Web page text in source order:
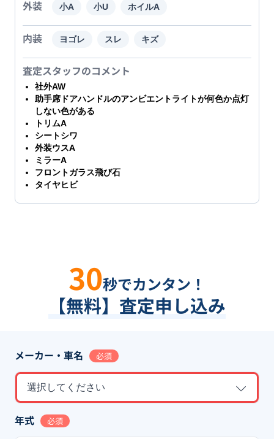
外装 小A 小U ホイルA
内装 ヨゴレ スレ キズ
査定スタッフのコメント
社外AW
助手席ドアハンドルのアンビエントライトが何色か点灯
しない色がある
トリムA
シートシワ
外装ウスA
ミラーA
フロントガラス飛び石
タイヤヒビ
30秒でカンタン！
【無料】査定申し込み
メーカー・車名 必須
選択してください
年式 必須